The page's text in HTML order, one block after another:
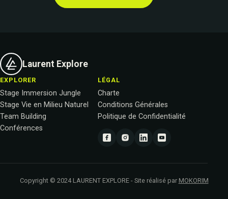
Laurent Explore
EXPLORER
Stage Immersion Jungle
Stage Vie en Milieu Naturel
Team Building
Conférences
LÉGAL
Charte
Conditions Générales
Politique de Confidentialité
Copyright © 2024 LAURENT EXPLORE - Site réalisé par MOKORIM